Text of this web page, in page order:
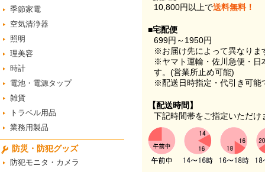
季節家電
空気清浄器
照明
理美容
時計
電池・電源タップ
雑貨
トラベル用品
業務用製品
防災・防犯グッズ
防犯モニタ・カメラ
10,800円以上で送料無料！
■宅配便
699円～1950円
※お届け先によって異なりま
※ヤマト運輸・佐川急便・日
す。(営業所止め可能)
※配送日時指定・代引き可能
【配送時間】
下記時間帯をご指定いただけ